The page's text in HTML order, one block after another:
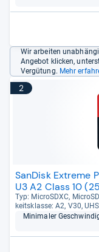
Wir arbeiten
Angebot klicken,
Vergütung. Mehr
2
SanDisk Extreme
U3 A2 Class 10
Typ: MicroS­DXC, MicroSD
keits­klasse: A2, V30,
Mini­ma­ler